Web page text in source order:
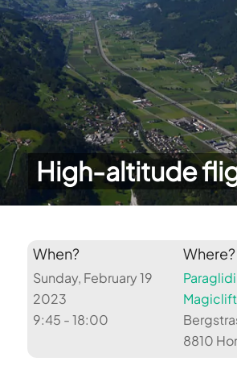
High-altitude
When?
Sunday, February 19
2023
9:45 - 18:00
Where?
Magiclift
8810